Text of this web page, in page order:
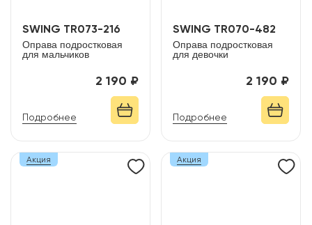
SWING TR073-216
Оправа подростковая
для мальчиков
2 190 ₽
Подробнее
SWING TR070-482
Оправа подростковая
для девочки
2 190 ₽
Подробнее
Акция Акция